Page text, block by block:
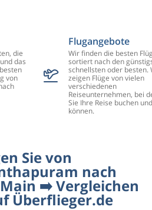
die
das
von
Flugangebote
Wir finden die besten
sortiert nach den
schnellsten oder besten.
zeigen Flüge von vielen
verschiedenen
Reiseunternehmen, bei
Sie Ihre Reise buchen
können.
Sie von
nach
➡️ Vergleichen
Überflieger.de